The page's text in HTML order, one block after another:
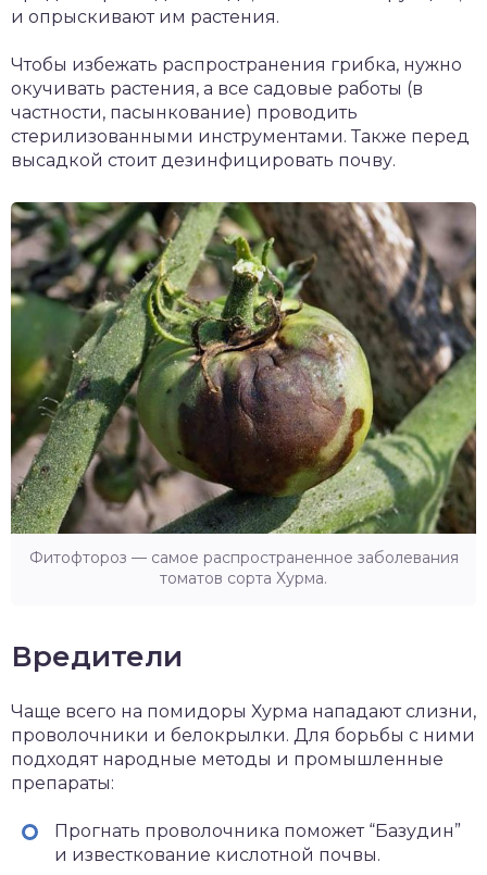
и опрыскивают им растения.
Чтобы избежать распространения грибка, нужно
окучивать растения, а все садовые работы (в
частности, пасынкование) проводить
стерилизованными инструментами. Также перед
высадкой стоит дезинфицировать почву.
Фитофтороз — самое распространенное заболевания
томатов сорта Хурма.
Вредители
Чаще всего на помидоры Хурма нападают слизни,
проволочники и белокрылки. Для борьбы с ними
подходят народные методы и промышленные
препараты:
Прогнать проволочника поможет “Базудин”
и известкование кислотной почвы.